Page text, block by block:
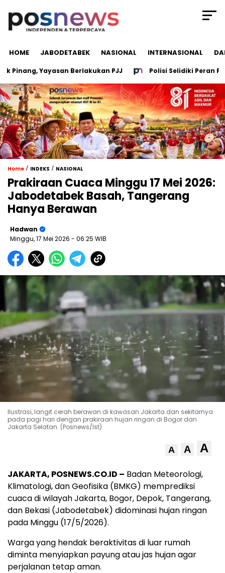
HOME JABODETABEK NASIONAL INTERNASIONAL
Yayasan Berlakukan PJJ Polisi Selidiki Peran
Home / INDEKS / NASIONAL
Prakiraan Cuaca Minggu 17 Mei 2026:
Jabodetabek Basah, Tangerang
Hanya Berawan
Hadwan
Minggu, 17 Mei 2026 - 06:25 WIB
Ilustrasi, langit cerah berawan di kawasan Jakarta dan sekitarnya
pada pagi hari dengan prakiraan hujan ringan di Bogor dan
Jakarta Selatan. (Posnews/Ist)
A A A
JAKARTA, POSNEWS.CO.ID – Badan Meteorologi,
Klimatologi, dan Geofisika (BMKG) memprediksi
cuaca di wilayah Jakarta, Bogor, Depok, Tangerang,
dan Bekasi (Jabodetabek) didominasi hujan ringan
pada Minggu (17/5/2026).
Warga yang hendak beraktivitas di luar rumah
diminta menyiapkan payung atau jas hujan agar
perjalanan tetap aman.